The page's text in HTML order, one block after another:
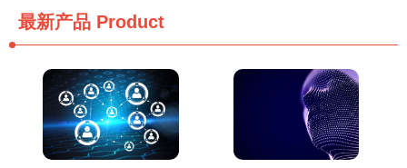
最新产品 Product